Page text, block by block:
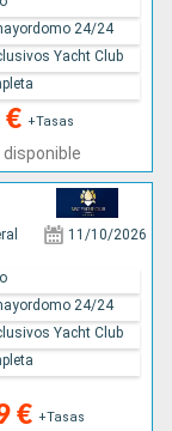
€ +Tasas
disponible
24/24
Yacht Club
11/10/2026
€ +Tasas
24/24
Yacht Club